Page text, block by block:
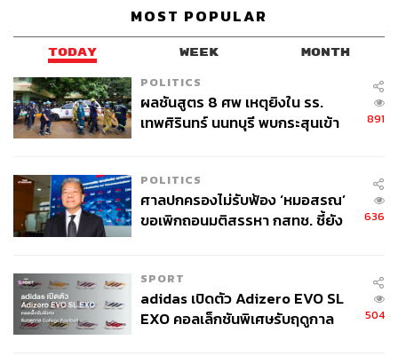
กฤษฎีกา ระบุตามหลักการเมื่อเปลี่ยนรัฐบาลควรหยุด
โครงการ เฉลิมพลย้ำว่าก็ต้องดูที่กฎหมายเป็นหลัก แต่หากดู
ความเห็นตามกระบวนการงบประมาณก็ผ่านสภาเรียบร้อย
แล้ว
วิษณุบอก ไม่มีกฎหมายตายตัว โยนรัฐบาลใหม่ตัดสินใจ
วิษณุ เครืองาม ผู้ทรงคุณวุฒิด้านกฎหมาย กล่าวว่า ตนไม่มี
ความเห็นว่าโครงการดิจิทัลวอลเล็ตจะสามารถขับเคลื่อนต่อ
ต้องพิจารณาต่อไป จะหยุดก็ได้ จะเปลี่ยนแปลงก็ได้ จะเดินต่อ
ก็ได้ เพราะเป็นคนละรัฐบาลกัน รัฐบาลเศรษฐาเป็นรัฐบาลชุด
ที่ 63 รัฐบาลชุดใหม่เป็นชุดที่ 64 และต้องแถลงนโยบายใหม่
ต่อรัฐสภา ซึ่งต้องดูว่ามีการพูดถึงเรื่องนี้หรือไม่
MOST POPULAR
TODAY WEEK MONTH
POLITICS
ผลชันสูตร 8 ศพ เหตุยิงใน รร.
เทพศิรินทร์ นนทบุรี พบกระสุนเข้า
891
POLITICS
ศาลปกครองไม่รับฟ้อง ‘หมอสรณ’
ขอเพิกถอนมติสรรหา กสทช. ชี้ยัง
636
SPORT
adidas เปิดตัว Adizero EVO SL
EXO คอลเล็กชันพิเศษรับฤดูกาล
504